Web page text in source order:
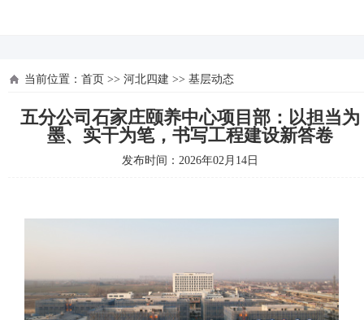
当前位置： 首页 >> 河北四建 >> 基层动态
五分公司石家庄颐养中心项目部：以担当为
墨、实干为笔，书写工程建设新答卷
发布时间：2026年02月14日